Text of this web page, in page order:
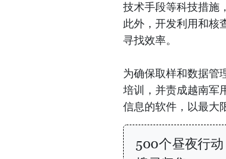
技术手段等科技措施
此外，开发利用和核
寻找效率。
为确保取样和数据管
培训，并责成越南军
信息的软件，以最大
500个昼夜行